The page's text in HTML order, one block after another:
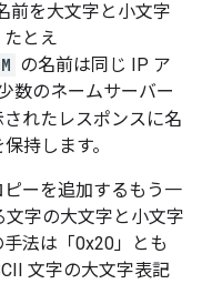
前を大文字と小文字
とえ
の名前は同じ IP ア
数のネームサーバー
れたレスポンスに名
持します。
ーを追加するもう一
字の大文字と小文字
法は「0x20」とも
文字の大文字表記